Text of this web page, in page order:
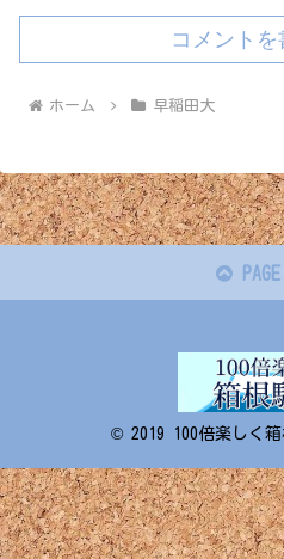
コメント
ホーム 早稲田大
PAGE
© 2019 100倍楽しく